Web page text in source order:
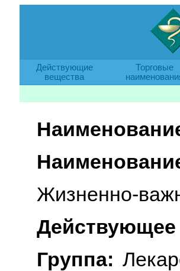
Действующие
вещества
Торговые
Жизненно-
Группа: